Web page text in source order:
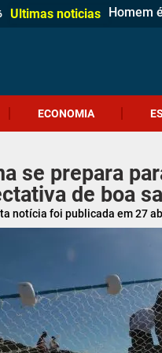
Ultimas noticias Homem
Casa de
Gol
Polícia
Polícia
Sábado
Homem
Prouni
Ciclone-
Jovem
Câmara
Meninas
Projeto
ECONOMIA
se prepara
de boa
notícia foi publicada em 27